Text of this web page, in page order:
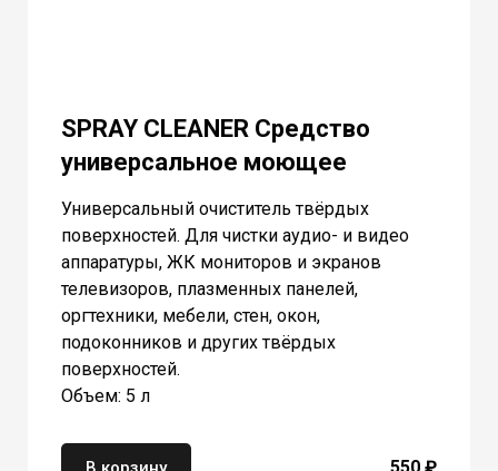
SPRAY CLEANER Средство
универсальное моющее
Универсальный очиститель твёрдых
поверхностей. Для чистки аудио- и видео
аппаратуры, ЖК мониторов и экранов
телевизоров, плазменных панелей,
оргтехники, мебели, стен, окон,
подоконников и других твёрдых
поверхностей.
Объем: 5 л
550 ₽